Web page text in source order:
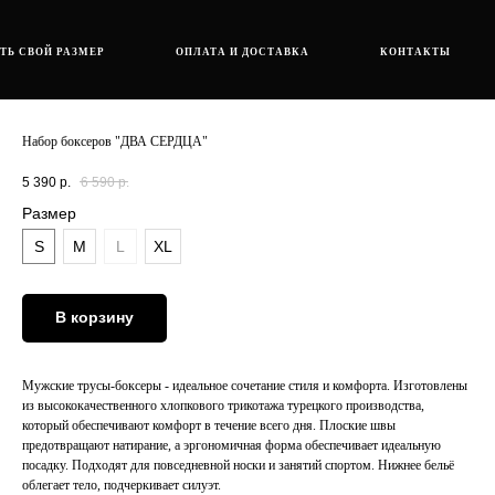
СВОЙ РАЗМЕР ОПЛАТА И ДОСТАВКА КОНТАКТЫ
Набор боксеров "ДВА СЕРДЦА"
5 390 р. 6 590 р.
Размер
S
M L XL
В корзину
Мужские трусы-боксеры - идеальное сочетание стиля и комфорта. Изготовлены
из высококачественного хлопкового трикотажа турецкого производства,
который обеспечивают комфорт в течение всего дня. Плоские швы
предотвращают натирание, а эргономичная форма обеспечивает идеальную
посадку. Подходят для повседневной носки и занятий спортом. Нижнее бельё
облегает тело, подчеркивает силуэт.